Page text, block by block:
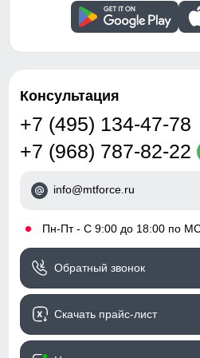
Узнайте как
Для выбора идеального
рекомендуем Вам
A
Длина изделия
Измеряется от верхней
до нижнего края пальто.
Длина рукава
Особенности модели
Дизайн и
Вид одежды
Стиль
Консультация
+7 (495) 134-47-78
+7 (968) 787-82-22
info@mtforce.ru
• Пн-Пт - С 9:00 до 18:00 по
Обратный звонок
Скачать прайс-лист